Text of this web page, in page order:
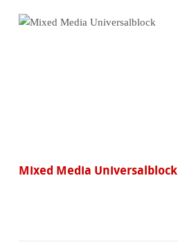
Mixed Media Universalblock